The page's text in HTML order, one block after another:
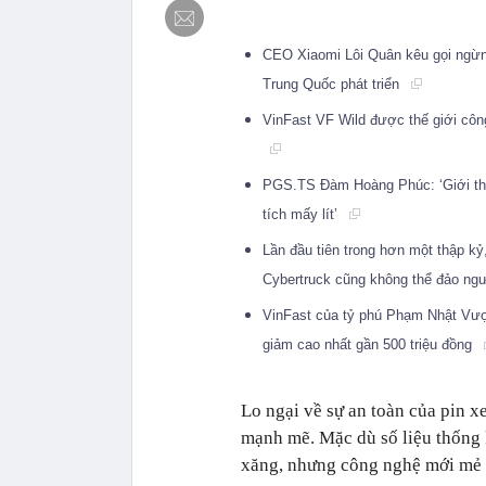
CEO Xiaomi Lôi Quân kêu gọi
Trung Quốc phát triển
VinFast VF Wild được thế giới
PGS.TS Đàm Hoàng Phúc: ‘Giới
tích mấy lít’
Lần đầu tiên trong hơn một thập
Cybertruck cũng không thể đảo
VinFast của tỷ phú Phạm Nhật
giảm cao nhất gần 500 triệu đồng
Lo ngại về sự an toàn của pin
mạnh mẽ. Mặc dù số liệu
xăng, nhưng công nghệ mới